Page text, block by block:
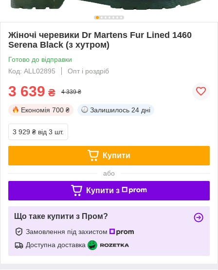
Жіночі черевики Dr Martens Fur Lined 1460
Serena Black (з хутром)
Готово до відправки
Код: ALL02895
Опт і роздріб
3 639 ₴ 4 339 ₴
Економія 700 ₴ Залишилось 24 дні
3 929 ₴ від 3 шт.
Купити
або
Купити з
Що таке купити з Пром?
Замовлення під захистом
Доступна доставка